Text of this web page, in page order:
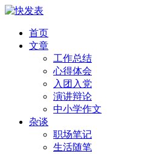
首页
文章
工作总结
心得体会
入团入党
演讲辩论
中小学作文
杂谈
职场笔记
生活随笔